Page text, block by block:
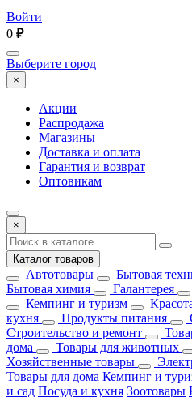
Войти
0 ₽
Выберите город
×
Акции
Распродажа
Магазины
Доставка и оплата
Гарантия и возврат
Оптовикам
×
Каталог товаров
Автотовары
Бытовая
Бытовая химия
Галантерея
Кемпинг и туризм
кухня
Продукты питания
Строительство и ремонт
дома
Товары для животных
Хозяйственные товары
Товары для дома Кемпинг и
и сад Посуда и кухня Зоотовары